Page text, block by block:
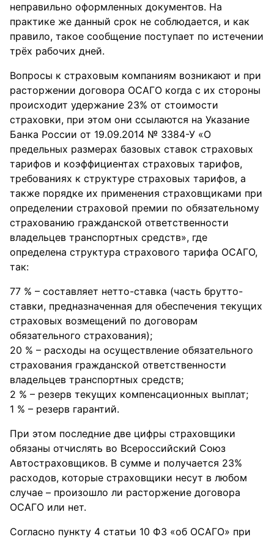
неправильно оформленных документов. На
практике же данный срок не соблюдается, и как
правило, такое сообщение поступает по истечении
трёх рабочих дней.
Вопросы к страховым компаниям возникают и при
расторжении договора ОСАГО когда с их стороны
происходит удержание 23% от стоимости
страховки, при этом они ссылаются на Указание
Банка России от 19.09.2014 № 3384-У «О
предельных размерах базовых ставок страховых
тарифов и коэффициентах страховых тарифов,
требованиях к структуре страховых тарифов, а
также порядке их применения страховщиками при
определении страховой премии по обязательному
страхованию гражданской ответственности
владельцев транспортных средств», где
определена структура страхового тарифа ОСАГО,
так:
77 % – составляет нетто-ставка (часть брутто-
ставки, предназначенная для обеспечения текущих
страховых возмещений по договорам
обязательного страхования);
20 % – расходы на осуществление обязательного
страхования гражданской ответственности
владельцев транспортных средств;
2 % – резерв текущих компенсационных выплат;
1 % – резерв гарантий.
При этом последние две цифры страховщики
обязаны отчислять во Всероссийский Союз
Автостраховщиков. В сумме и получается 23%
расходов, которые страховщики несут в любом
случае – произошло ли расторжение договора
ОСАГО или нет.
Согласно пункту 4 статьи 10 ФЗ «об ОСАГО» при